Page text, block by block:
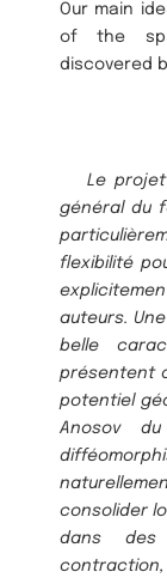
Our main
of the
discovered
Le projet
général du
flexibilité
auteurs.
belle
présentent
potentiel
Anosov
consolider
dans des